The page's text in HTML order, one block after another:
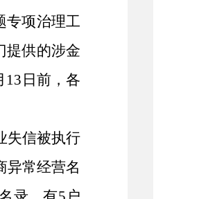
专项治理工
提供的涉金
13日前，各
失信被执行
异常经营名